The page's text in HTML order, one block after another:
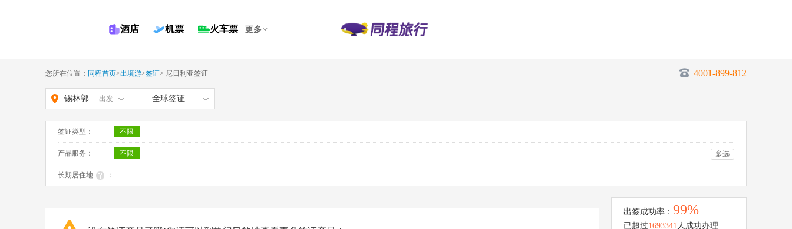
酒店 机票 火车票 更多
您所在位置： 同程首页>出境游>签证> 尼日利亚签证 4001-899-812
锡林郭 出发 全球签证
签证类型： 不限
产品服务： 不限 多选
长期居住地 ：
出签成功率： 99%
已超过1693341 人成功办理